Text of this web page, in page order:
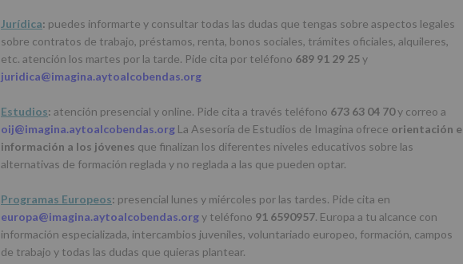
Jurídica: puedes informarte y consultar todas las dudas que tengas sobre aspectos legales
sobre contratos de trabajo, préstamos, renta, bonos sociales, trámites oficiales, alquileres,
etc. atención los martes por la tarde. Pide cita por teléfono 689 91 29 25y
juridica@imagina.aytoalcobendas.org
Estudios: atención presencial y online. Pide cita a través teléfono 673 63 04 70y correo a
oij@imagina.aytoalcobendas.org La Asesoría de Estudios de Imagina ofrece orientación e
información a los jóvenes que finalizan los diferentes niveles educativos sobre las
alternativas de formación reglada y no reglada a las que pueden optar.
Programas Europeos: presencial lunes y miércoles por las tardes. Pide cita en
europa@imagina.aytoalcobendas.orgy teléfono 91 6590957. Europa a tu alcance con
información especializada, intercambios juveniles, voluntariado europeo, formación, campos
de trabajo y todas las dudas que quieras plantear.